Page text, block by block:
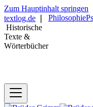
Zum Hauptinhalt springen
textlog.de
Historische
Texte &
Wörterbücher
Philosophie